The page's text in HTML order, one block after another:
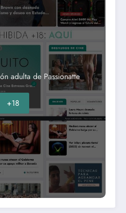
adulta de Passionatte
+18